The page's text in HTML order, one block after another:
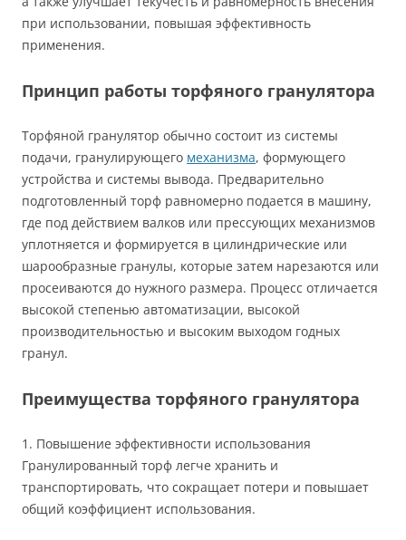
при использовании, повышая эффективность
применения.
Принцип работы торфяного гранулятора
Торфяной гранулятор обычно состоит из системы
подачи, гранулирующего механизма, формующего
устройства и системы вывода. Предварительно
подготовленный торф равномерно подается в машину,
где под действием валков или прессующих механизмов
уплотняется и формируется в цилиндрические или
шарообразные гранулы, которые затем нарезаются или
просеиваются до нужного размера. Процесс отличается
высокой степенью автоматизации, высокой
производительностью и высоким выходом годных
гранул.
Преимущества торфяного гранулятора
1. Повышение эффективности использования
Гранулированный торф легче хранить и
транспортировать, что сокращает потери и повышает
общий коэффициент использования.